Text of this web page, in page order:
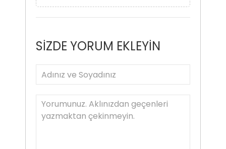
SİZDE YORUM EKLEYİN